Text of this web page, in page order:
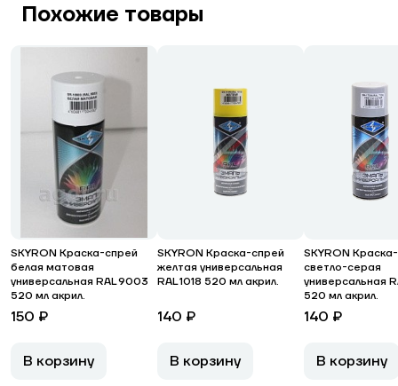
Похожие товары
SKYRON Краска-спрей
белая матовая
универсальная RAL 9003
520 мл акрил.
150 ₽
В корзину
SKYRON Краска-спрей
желтая универсальная
RAL 1018 520 мл акрил.
140 ₽
В корзину
SKYRON
светло-серая
универсальная
520 мл акрил.
140 ₽
В корзину